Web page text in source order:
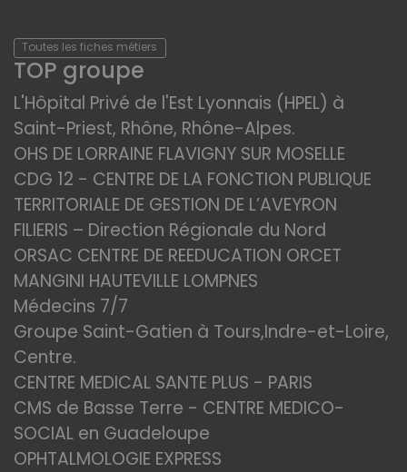
Toutes les fiches métiers
TOP groupe
L'Hôpital Privé de l'Est Lyonnais (HPEL) à
Saint-Priest, Rhône, Rhône-Alpes.
OHS DE LORRAINE FLAVIGNY SUR MOSELLE
CDG 12 - CENTRE DE LA FONCTION PUBLIQUE
TERRITORIALE DE GESTION DE L’AVEYRON
FILIERIS – Direction Régionale du Nord
ORSAC CENTRE DE REEDUCATION ORCET
MANGINI HAUTEVILLE LOMPNES
Médecins 7/7
Groupe Saint-Gatien à Tours,Indre-et-Loire,
Centre.
CENTRE MEDICAL SANTE PLUS - PARIS
CMS de Basse Terre - CENTRE MEDICO-
SOCIAL en Guadeloupe
OPHTALMOLOGIE EXPRESS